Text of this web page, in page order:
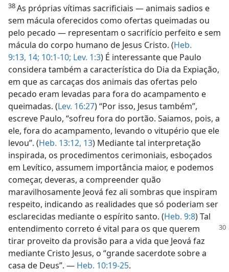
38As próprias vítimas sacrificiais — animais sadios e
sem mácula oferecidos como ofertas queimadas ou
pelo pecado — representam o sacrifício perfeito e sem
mácula do corpo humano de Jesus Cristo. (Heb.
9:13, 14; 10:1-10; Lev. 1:3) É interessante que Paulo
considera também a característica do Dia da Expiação,
em que as carcaças dos animais das ofertas pelo
pecado eram levadas para fora do acampamento e
queimadas. (Lev. 16:27) “Por isso, Jesus também”,
escreve Paulo, “sofreu fora do portão. Saiamos, pois, a
ele, fora do acampamento, levando o vitupério que ele
levou”. (Heb. 13:12, 13) Mediante tal interpretação
inspirada, os procedimentos cerimoniais, esboçados
em Levítico, assumem importância maior, e podemos
começar, deveras, a compreender quão
maravilhosamente Jeová fez ali sombras que inspiram
respeito, indicando as realidades que só poderiam ser
esclarecidas mediante o espírito santo. (Heb. 9:8) Tal
entendimento correto é vital para os que querem
tirar proveito da provisão para a vida que Jeová faz
mediante Cristo Jesus, o “grande sacerdote sobre a
casa de Deus”. — Heb. 10:19-25.